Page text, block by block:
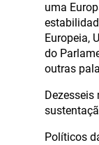
uma
Europeia,
do
outras
Dezesseis
Políticos